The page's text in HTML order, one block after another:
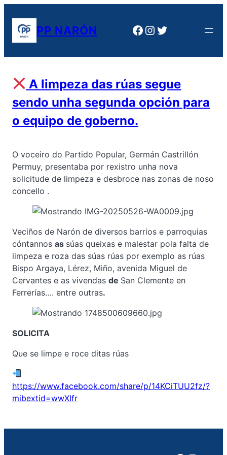
contenidoPP NARÓN Facebook
Instagram
Twitter
A limpeza das rúas segue
sendo unha segunda opción para
o equipo de goberno.
O voceiro do Partido Popular, Germán Castrillón
Permuy, presentaba por rexistro unha nova
solicitude de limpeza e desbroce nas zonas de noso
concello .
Veciños de Narón de diversos barrios e parroquias
cóntannos as súas queixas e malestar pola falta de
limpeza e roza das súas rúas por exemplo as rúas
Bispo Argaya, Lérez, Miño, avenida Miguel de
Cervantes e as vivendas de San Clemente en
Ferrerías…. entre outras.
SOLICITA
Que se limpe e roce ditas rúas
https://www.facebook.com/share/p/14KCiTUU2fz/?
mibextid=wwXIfr